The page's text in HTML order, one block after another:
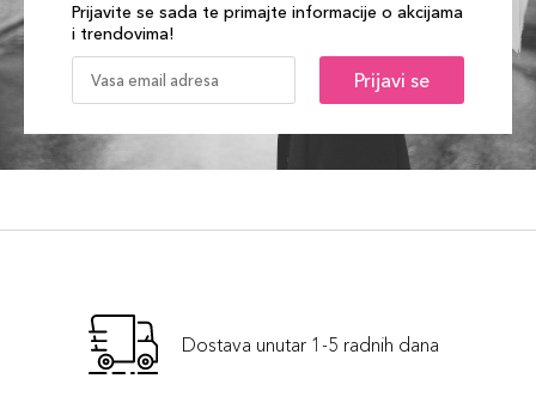
Prijavite se sada te primajte informacije o akcijama
i trendovima!
Prijavi se
Dostava unutar 1-5 radnih dana